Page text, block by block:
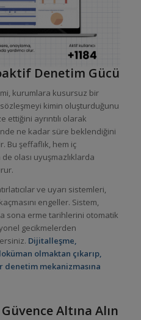
Denetim Gücü
kurumlara kusursuz bir
kimin oluşturduğunu
ayrıntılı olarak
ne kadar süre beklendiğini
Bu şeffaflık, hem iç
olası uyuşmazlıklarda
ve uyarı sistemleri,
engeller. Sistem,
sona erme tarihlerini otomatik
gecikmelerden
Dijitalleşme,
olmaktan çıkarıp,
mekanizmasına
Altına Alın